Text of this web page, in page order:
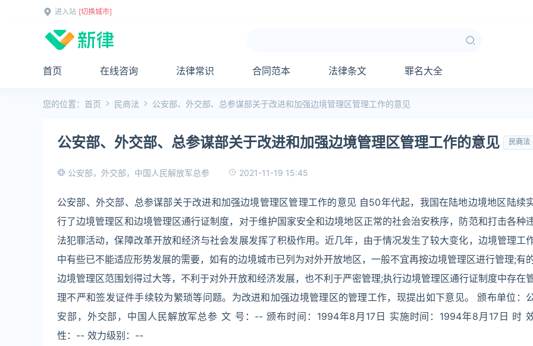
进入站 [切换城市]
首页 在线咨询 法律常识 合同范本 法律条文 罪名大全
您的位置： 首页 民商法 公安部、外交部、总参谋部关于改进和加强边境管理区管理工作的意见
公安部、外交部、总参谋部关于改进和加强边境管理区管理工作的意见 民商法
公安部，外交部，中国人民解放军总参 2021-11-19 15:45
公安部、外交部、总参谋部关于改进和加强边境管理区管理工作的意见 自50年代起，我国在陆地边境地区陆续
行了边境管理区和边境管理区通行证制度，对于维护国家安全和边境地区正常的社会治安秩序，防范和打击各种
法犯罪活动，保障改革开放和经济与社会发展发挥了积极作用。近几年，由于情况发生了较大变化，边境管理工
中有些已不能适应形势发展的需要，如有的边境城市已列为对外开放地区，一般不宜再按边境管理区进行管理;有
边境管理区范围划得过大等，不利于对外开放和经济发展，也不利于严密管理;执行边境管理区通行证制度中存在
理不严和签发证件手续较为繁琐等问题。为改进和加强边境管理区的管理工作，现提出如下意见。 颁布单位：
安部，外交部，中国人民解放军总参 文 号：-- 颁布时间：1994年8月17日 实施时间：1994年8月17日 时
性：-- 效力级别：--